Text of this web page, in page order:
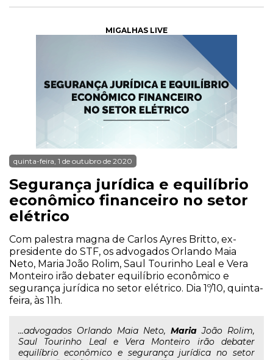
MIGALHAS LIVE
quinta-feira, 1 de outubro de 2020
Segurança jurídica e equilíbrio
econômico financeiro no setor
elétrico
Com palestra magna de Carlos Ayres Britto, ex-
presidente do STF, os advogados Orlando Maia
Neto, Maria João Rolim, Saul Tourinho Leal e Vera
Monteiro irão debater equilíbrio econômico e
segurança jurídica no setor elétrico. Dia 1º/10, quinta-
feira, às 11h.
...advogados Orlando Maia Neto, Maria João Rolim,
Saul Tourinho Leal e Vera Monteiro irão debater
equilíbrio econômico e segurança jurídica no setor